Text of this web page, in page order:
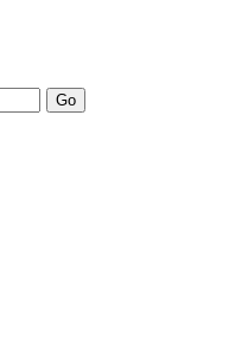
ต์ลงเว็บขายบ้าน ที่ดิน อสัง
งกว่า
อสังหา ทีดิน โพสต์ลงเว็บ
ลงาน รับรองคุณภาพ ติดกู
ไทย